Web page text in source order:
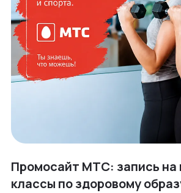
Промосайт МТС: запись на
классы по здоровому